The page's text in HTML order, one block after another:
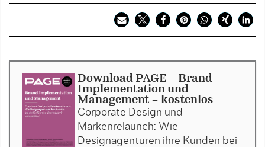
Download PAGE - Brand
Implementation und
Management - kostenlos
Corporate Design und
Markenrelaunch: Wie
Designagenturen ihre Kunden bei